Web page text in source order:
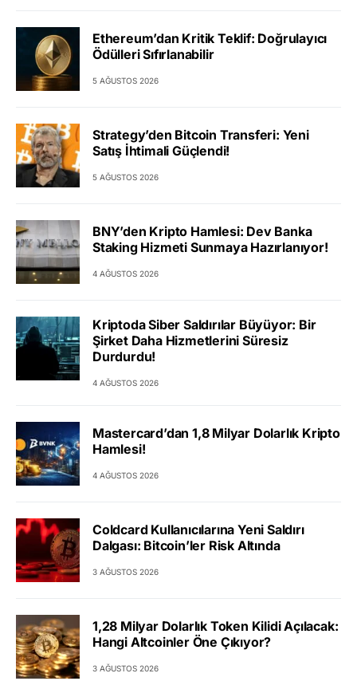
Ethereum’dan Kritik Teklif: Doğrulayıcı
Ödülleri Sıfırlanabilir
5 AĞUSTOS 2026
Strategy’den Bitcoin Transferi: Yeni
Satış İhtimali Güçlendi!
5 AĞUSTOS 2026
BNY’den Kripto Hamlesi: Dev Banka
Staking Hizmeti Sunmaya Hazırlanıyor!
4 AĞUSTOS 2026
Kriptoda Siber Saldırılar Büyüyor: Bir
Şirket Daha Hizmetlerini Süresiz
Durdurdu!
4 AĞUSTOS 2026
Mastercard’dan 1,8 Milyar Dolarlık Kripto
Hamlesi!
4 AĞUSTOS 2026
Coldcard Kullanıcılarına Yeni Saldırı
Dalgası: Bitcoin’ler Risk Altında
3 AĞUSTOS 2026
1,28 Milyar Dolarlık Token Kilidi Açılacak:
Hangi Altcoinler Öne Çıkıyor?
3 AĞUSTOS 2026